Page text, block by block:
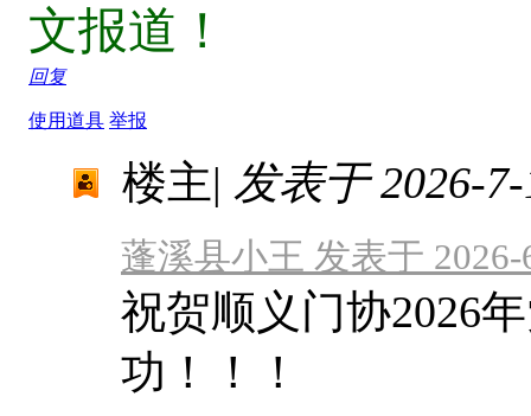
文报道！
回复
使用道具 举报
楼主| 发表于 2026-
蓬溪县小王 发表于 2026-
祝贺顺义门协2026
功！！！